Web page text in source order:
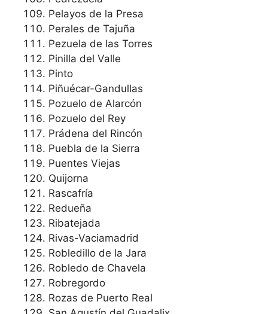
Pelayos de la Presa
Perales de Tajuña
Pezuela de las Torres
Pinilla del Valle
Pinto
Piñuécar-Gandullas
Pozuelo de Alarcón
Pozuelo del Rey
Prádena del Rincón
Puebla de la Sierra
Puentes Viejas
Quijorna
Rascafría
Redueña
Ribatejada
Rivas-Vaciamadrid
Robledillo de la Jara
Robledo de Chavela
Robregordo
Rozas de Puerto Real